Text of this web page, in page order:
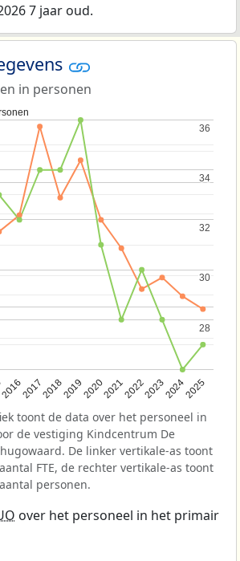
7 jaar oud.
en in personen
2016201720182019202020212022202320242025
28
28
30
30
32
32
34
34
36
36
toont de data over het personeel in
de vestiging Kindcentrum De
De linker vertikale-as toont
FTE, de rechter vertikale-as toont
personen.
over het personeel in het primair